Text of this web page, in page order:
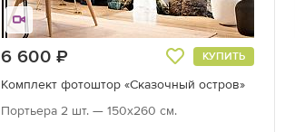
6 600 КУПИТЬ
Комплект фотоштор «Сказочный остров»
Портьера 2 шт. — 150х260 см.